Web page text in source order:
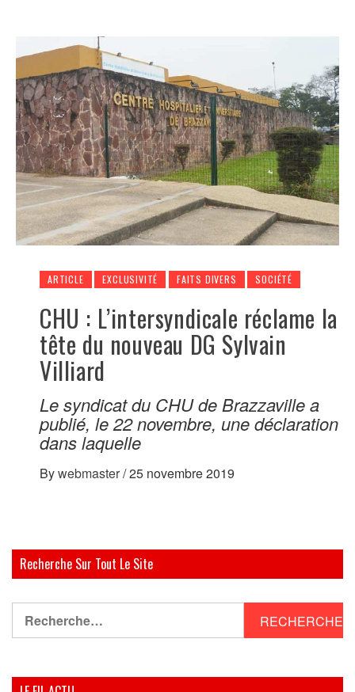
ARTICLE EXCLUSIVITÉ FAITS DIVERS SOCIÉTÉ
CHU : L’intersyndicale réclame la
tête du nouveau DG Sylvain
Villiard
Le syndicat du CHU de Brazzaville a
publié, le 22 novembre, une déclaration
dans laquelle
Bywebmaster/25 novembre 2019
Recherche Sur Tout Le Site